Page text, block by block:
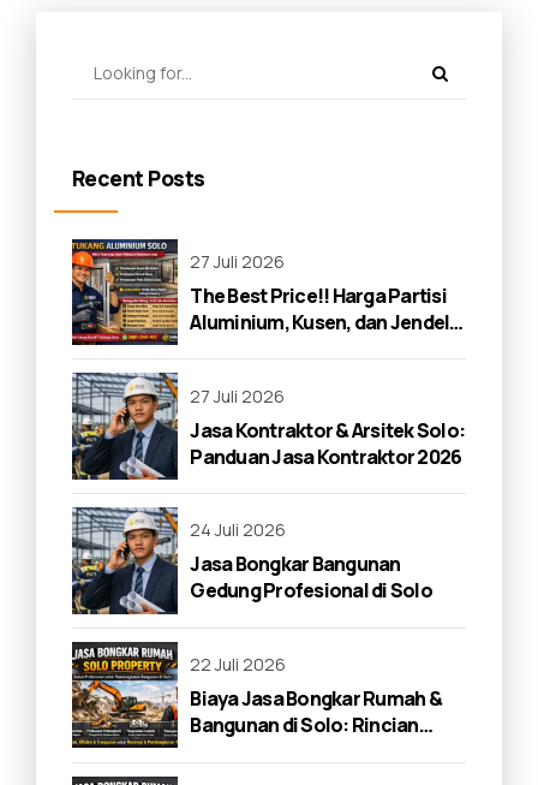
Recent Posts
27 Juli 2026
The Best Price!! Harga Partisi
Aluminium, Kusen, dan Jendela
27 Juli 2026
Jasa Kontraktor & Arsitek Solo:
Panduan Jasa Kontraktor 2026
24 Juli 2026
Jasa Bongkar Bangunan
Gedung Profesional di Solo
22 Juli 2026
Biaya Jasa Bongkar Rumah &
Bangunan di Solo: Rincian